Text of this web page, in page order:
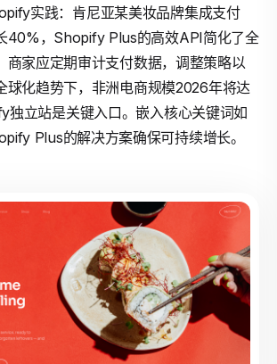
实践：肯尼亚某美妆品牌集成支付
40%，Shopify Plus的高效API简化了全
商家应定期审计支付数据，调整策略以
球化趋势下，非洲电商规模2026年将达
立站是关键入口。嵌入核心关键词如
Plus的解决方案确保可持续增长。